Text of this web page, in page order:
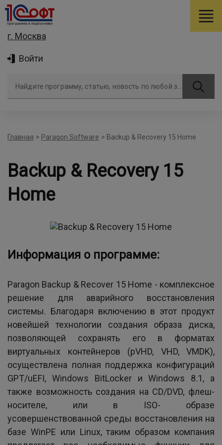
г. Москва
Войти
Главная > Paragon Software > Backup & Recovery 15 Home
Backup & Recovery 15
Home
Информация о программе:
Paragon Backup & Recover 15 Home - комплексное
решение для аварийного восстановления
системы. Благодаря включению в этот продукт
новейшей технологии создания образа диска,
позволяющей сохранять его в форматах
виртуальных контейнеров (pVHD, VHD, VMDK),
осуществлена полная поддержка конфигураций
GPT/uEFI, Windows BitLocker и Windows 8.1, а
также возможность создания на CD/DVD, флеш-
носителе, или в ISO- образе
усовершенствованной среды восстановления на
базе WinPE или Linux, таким образом компания